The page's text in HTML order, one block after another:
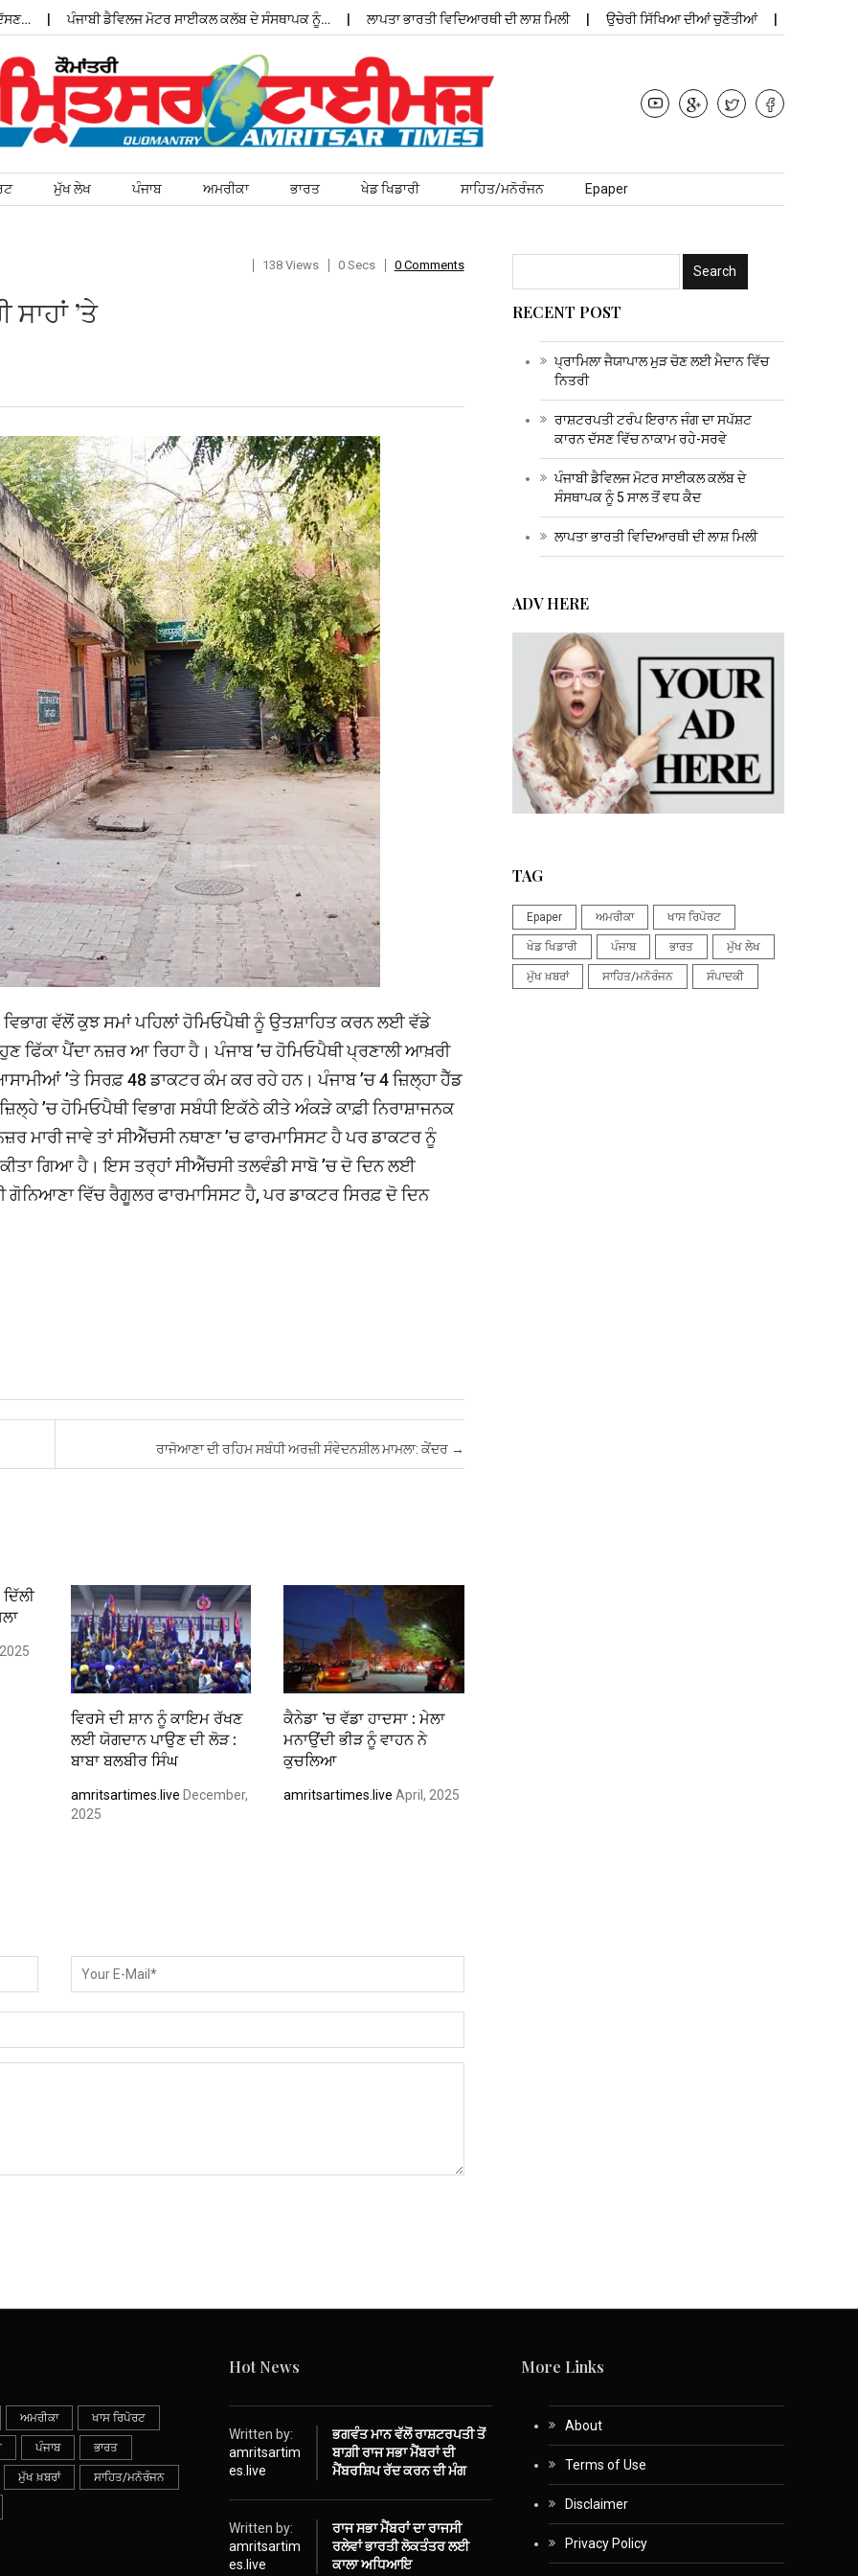
ਪੰਜਾਬੀ ਡੈਵਿਲਜ ਮੋਟਰ ਸਾਈਕਲ ਕਲੱਬ ਦੇ ਸੰਸਥਾਪਕ ਨੂੰ… ਲਾਪਤਾ ਭਾਰਤੀ ਵਿਦਿਆਰਥੀ ਦੀ ਲਾਸ਼ ਮਿਲੀ ਉਚੇਰੀ ਸਿੱਖਿਆ ਦੀਆਂ ਚੁਣੌਤੀਆਂ
ਮੁੱਖ ਲੇਖ ਪੰਜਾਬ ਅਮਰੀਕਾ ਭਾਰਤ ਖੇਡ ਖਿਡਾਰੀ ਸਾਹਿਤ/ਮਨੋਰੰਜਨ Epaper
138 Views 0 Secs 0 Comments
’ਤੇ
ਵੱਲੋਂ ਕੁਝ ਸਮਾਂ ਪਹਿਲਾਂ ਹੋਮਿਓਪੈਥੀ ਨੂੰ ਉਤਸ਼ਾਹਿਤ ਕਰਨ ਲਈ ਵੱਡੇ
ਫਿੱਕਾ ਪੈਂਦਾ ਨਜ਼ਰ ਆ ਰਿਹਾ ਹੈ। ਪੰਜਾਬ ’ਚ ਹੋਮਿਓਪੈਥੀ ਪ੍ਰਣਾਲੀ ਆਖ਼ਰੀ
’ਤੇ ਸਿਰਫ਼ 48 ਡਾਕਟਰ ਕੰਮ ਕਰ ਰਹੇ ਹਨ। ਪੰਜਾਬ ’ਚ 4 ਜ਼ਿਲ੍ਹਾ ਹੈੱਡ
’ਚ ਹੋਮਿਓਪੈਥੀ ਵਿਭਾਗ ਸਬੰਧੀ ਇਕੱਠੇ ਕੀਤੇ ਅੰਕੜੇ ਕਾਫ਼ੀ ਨਿਰਾਸ਼ਾਜਨਕ
ਮਾਰੀ ਜਾਵੇ ਤਾਂ ਸੀਐੱਚਸੀ ਨਥਾਣਾ ’ਚ ਫਾਰਮਾਸਿਸਟ ਹੈ ਪਰ ਡਾਕਟਰ ਨੂੰ
ਗਿਆ ਹੈ। ਇਸ ਤਰ੍ਹਾਂ ਸੀਐੱਚਸੀ ਤਲਵੰਡੀ ਸਾਬੋ ’ਚ ਦੋ ਦਿਨ ਲਈ
ਵਿੱਚ ਰੈਗੂਲਰ ਫਾਰਮਾਸਿਸਟ ਹੈ, ਪਰ ਡਾਕਟਰ ਸਿਰਫ਼ ਦੋ ਦਿਨ
ਰਾਜੋਆਣਾ ਦੀ ਰਹਿਮ ਸਬੰਧੀ ਅਰਜ਼ੀ ਸੰਵੇਦਨਸ਼ੀਲ ਮਾਮਲਾ: ਕੇਂਦਰ →
ਵਿਰਸੇ ਦੀ ਸ਼ਾਨ ਨੂੰ ਕਾਇਮ ਰੱਖਣ
ਲਈ ਯੋਗਦਾਨ ਪਾਉਣ ਦੀ ਲੋੜ :
ਬਾਬਾ ਬਲਬੀਰ ਸਿੰਘ
amritsartimes.live December,
2025
ਕੈਨੇਡਾ ’ਚ ਵੱਡਾ ਹਾਦਸਾ : ਮੇਲਾ
ਮਨਾਉਂਦੀ ਭੀੜ ਨੂੰ ਵਾਹਨ ਨੇ
ਕੁਚਲਿਆ
amritsartimes.live April, 2025
RECENT POST
ਪ੍ਰਾਮਿਲਾ ਜੈਯਾਪਾਲ ਮੁੜ ਚੋਣ ਲਈ ਮੈਦਾਨ ਵਿੱਚ
ਨਿਤਰੀ
ਰਾਸ਼ਟਰਪਤੀ ਟਰੰਪ ਇਰਾਨ ਜੰਗ ਦਾ ਸਪੱਸ਼ਟ
ਕਾਰਨ ਦੱਸਣ ਵਿੱਚ ਨਾਕਾਮ ਰਹੇ-ਸਰਵੇ
ਪੰਜਾਬੀ ਡੈਵਿਲਜ ਮੋਟਰ ਸਾਈਕਲ ਕਲੱਬ ਦੇ
ਸੰਸਥਾਪਕ ਨੂੰ 5 ਸਾਲ ਤੋਂ ਵਧ ਕੈਦ
ਲਾਪਤਾ ਭਾਰਤੀ ਵਿਦਿਆਰਥੀ ਦੀ ਲਾਸ਼ ਮਿਲੀ
ADV HERE
TAG
Epaper ਅਮਰੀਕਾ ਖਾਸ ਰਿਪੋਰਟ
ਖੇਡ ਖਿਡਾਰੀ ਪੰਜਾਬ ਭਾਰਤ ਮੁੱਖ ਲੇਖ
ਮੁੱਖ ਖ਼ਬਰਾਂ ਸਾਹਿਤ/ਮਨੋਰੰਜਨ ਸੰਪਾਦਕੀ
ਅਮਰੀਕਾ ਖਾਸ ਰਿਪੋਰਟ
ਪੰਜਾਬ ਭਾਰਤ
ਮੁੱਖ ਖ਼ਬਰਾਂ ਸਾਹਿਤ/ਮਨੋਰੰਜਨ
Hot News
Written by:
amritsartim
es.live
ਭਗਵੰਤ ਮਾਨ ਵੱਲੋਂ ਰਾਸ਼ਟਰਪਤੀ ਤੋਂ
ਬਾਗ਼ੀ ਰਾਜ ਸਭਾ ਮੈਂਬਰਾਂ ਦੀ
ਮੈਂਬਰਸ਼ਿਪ ਰੱਦ ਕਰਨ ਦੀ ਮੰਗ
Written by:
amritsartim
es.live
ਰਾਜ ਸਭਾ ਮੈਂਬਰਾਂ ਦਾ ਰਾਜਸੀ
ਰਲੇਵਾਂ ਭਾਰਤੀ ਲੋਕਤੰਤਰ ਲਈ
ਕਾਲਾ ਅਧਿਆਇ
More Links
About
Terms of Use
Disclaimer
Privacy Policy